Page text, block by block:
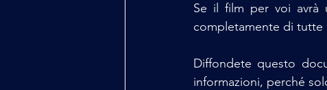
Se il film per voi avrà
completamente di tutte
Diffondete questo
informazioni, perché